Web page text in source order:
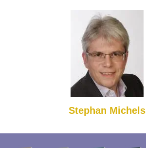
Stephan Michels